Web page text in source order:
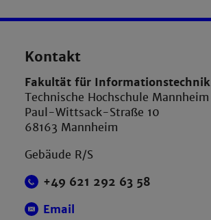
Kontakt
Fakultät für Informationstechnik
Technische Hochschule Mannheim
Paul-Wittsack-Straße 10
68163 Mannheim
Gebäude R/S
+49 621 292 63 58
Email